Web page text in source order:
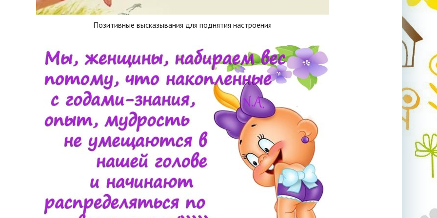
Позитивные высказывания для поднятия настроения